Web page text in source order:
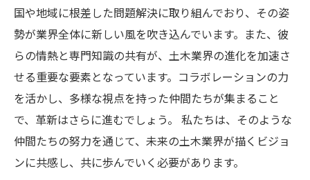
国や地域に根差した問題解決に取り組んでおり、その姿
勢が業界全体に新しい風を吹き込んでいます。また、彼
らの情熱と専門知識の共有が、土木業界の進化を加速さ
せる重要な要素となっています。コラボレーションの力
を活かし、多様な視点を持った仲間たちが集まること
で、革新はさらに進むでしょう。 私たちは、そのような
仲間たちの努力を通じて、未来の土木業界が描くビジョ
ンに共感し、共に歩んでいく必要があります。